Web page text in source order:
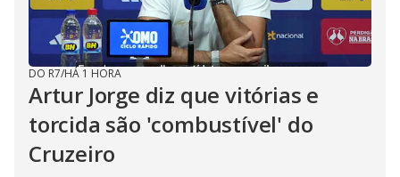
DO R7/HÁ 1 HORA
Artur Jorge diz que vitórias e
torcida são 'combustível' do
Cruzeiro